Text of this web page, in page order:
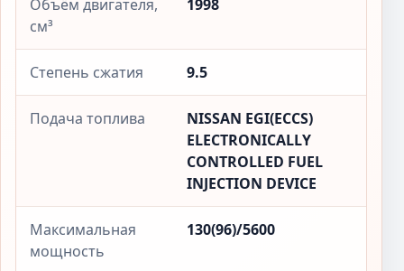
Объём двигателя,
см³
1998
Степень сжатия 9.5
Подача топлива
NISSAN EGI(ECCS)
ELECTRONICALLY
CONTROLLED FUEL
INJECTION DEVICE
Максимальная
мощность
130(96)/5600